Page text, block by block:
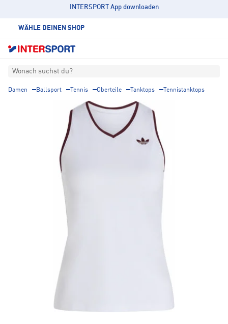
INTERSPORT App downloaden
WÄHLE DEINEN SHOP
Wonach suchst du?
Damen Ballsport Tennis Oberteile Tanktops Tennistanktops